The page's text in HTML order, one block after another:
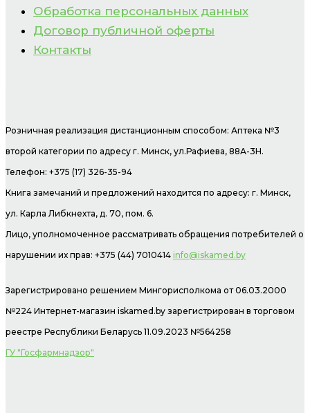
Обработка персональных данных
Договор публичной оферты
Контакты
Розничная реализация дистанционным способом: Аптека №3
второй категории по адресу г. Минск, ул.Рафиева, 88А-3Н.
Телефон: +375 (17) 326-35-94
Книга замечаний и предложений находится по адресу: г. Минск,
ул. Карла Либкнехта, д. 70, пом. 6.
Лицо, уполномоченное рассматривать обращения потребителей о
нарушении их прав: +375 (44) 7010414 info@iskamed.by
Зарегистрировано решением Мингорисполкома от 06.03.2000
№224 Интернет-магазин iskamed.by зарегистрирован в торговом
реестре Республики Беларусь 11.09.2023 №564258
ГУ "Госфармнадзор"